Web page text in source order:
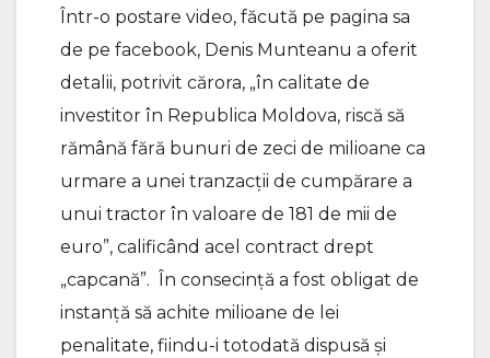
Într-o postare video, făcută pe pagina sa
de pe facebook, Denis Munteanu a oferit
detalii, potrivit cărora, „în calitate de
investitor în Republica Moldova, riscă să
rămână fără bunuri de zeci de milioane ca
urmare a unei tranzacții de cumpărare a
unui tractor în valoare de 181 de mii de
euro”, calificând acel contract drept
„capcană”. În consecință a fost obligat de
instanță să achite milioane de lei
penalitate, fiindu-i totodată dispusă și